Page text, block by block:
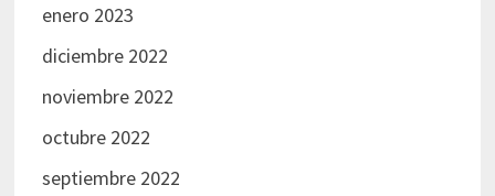
enero 2023
diciembre 2022
noviembre 2022
octubre 2022
septiembre 2022